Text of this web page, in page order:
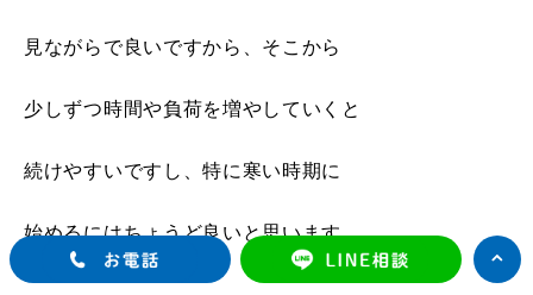
見ながらで良いですから、そこから
少しずつ時間や負荷を増やしていくと
続けやすいですし、特に寒い時期に
始めるにはちょうど良いと思います。